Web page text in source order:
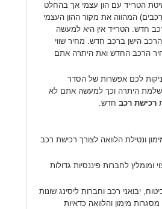
הטרייד עם הון עצמי אך בהחלט
המהווה את מקור ההון העצמי
חדש. הטרייד אין היא למעשה
הישן ברכב חדש. מחיר שווי
הרכב החדש ואת היתרה אתם
לכם אפשרות של הסדר
היתרה וכך למעשה אתם לא
רכישת רכב חדש.
ונטילת הלוואה לצורך רכישת רכב
ומומלץ לחברות פיננסיות גדולות
יבואני רכב וחברות ליסינג שונות
מימון והלוואה כדאיות